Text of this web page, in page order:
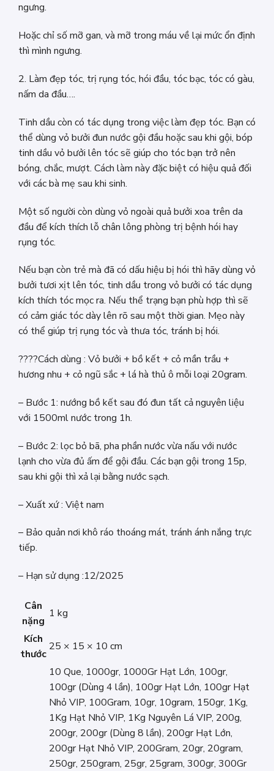
ngưng.
Hoặc chỉ số mỡ gan, và mỡ trong máu về lại mức ổn định
thì mình ngưng.
2. Làm đẹp tóc, trị rụng tóc, hói đầu, tóc bạc, tóc có gàu,
nấm da đầu….
Tinh dầu còn có tác dụng trong việc làm đẹp tóc. Bạn có
thể dùng vỏ bưởi đun nước gội đầu hoặc sau khi gội, bóp
tinh dầu vỏ bưởi lên tóc sẽ giúp cho tóc bạn trở nên
bóng, chắc, mượt. Cách làm này đặc biệt có hiệu quả đối
với các bà mẹ sau khi sinh.
Một số người còn dùng vỏ ngoài quả bưởi xoa trên da
đầu để kích thích lỗ chân lông phòng trị bệnh hói hay
rụng tóc.
Nếu bạn còn trẻ mà đã có dấu hiệu bị hói thì hãy dùng vỏ
bưởi tươi xịt lên tóc, tinh dầu trong vỏ bưởi có tác dụng
kích thích tóc mọc ra. Nếu thể trạng bạn phù hợp thì sẽ
có cảm giác tóc dày lên rõ sau một thời gian. Mẹo này
có thể giúp trị rụng tóc và thưa tóc, tránh bị hói.
????Cách dùng : Vỏ bưởi + bồ kết + cỏ mần trầu +
hương nhu + cỏ ngũ sắc + lá hà thủ ô mỗi loại 20gram.
– Bước 1: nướng bồ kết sau đó đun tất cả nguyên liệu
với 1500ml nước trong 1h.
– Bước 2: lọc bỏ bã, pha phần nước vừa nấu với nước
lạnh cho vừa đủ ấm để gội đầu. Các bạn gội trong 15p,
sau khi gội thì xả lại bằng nước sạch.
– Xuất xứ : Việt nam
– Bảo quản nơi khô ráo thoáng mát, tránh ánh nắng trực
tiếp.
– Hạn sử dụng :12/2025
Cân
nặng
1 kg
Kích
thước
25 × 15 × 10 cm
10 Que, 1000gr, 1000Gr Hạt Lớn, 100gr,
100gr (Dùng 4 lần), 100gr Hạt Lớn, 100gr Hạt
Nhỏ VIP, 100Gram, 10gr, 10gram, 150gr, 1Kg,
1Kg Hạt Nhỏ VIP, 1Kg Nguyên Lá VIP, 200g,
200gr, 200gr (Dùng 8 lần), 200gr Hạt Lớn,
200gr Hạt Nhỏ VIP, 200Gram, 20gr, 20gram,
250gr, 250gram, 25gr, 25gram, 300gr, 300Gr